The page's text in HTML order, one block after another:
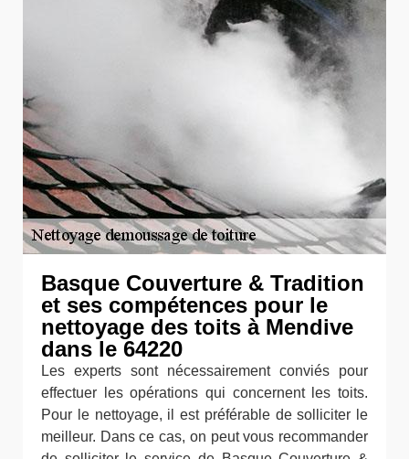
Basque Couverture & Tradition
et ses compétences pour le
nettoyage des toits à Mendive
dans le 64220
Les experts sont nécessairement conviés pour
effectuer les opérations qui concernent les toits.
Pour le nettoyage, il est préférable de solliciter le
meilleur. Dans ce cas, on peut vous recommander